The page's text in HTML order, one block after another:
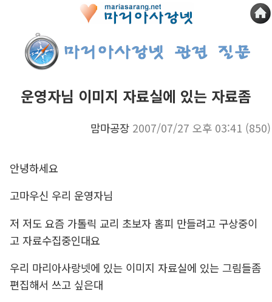
운영자님 이미지 자료실에 있는 자료좀
맘마공장 2007/07/27 오후 03:41 (850)
안녕하세요
고마우신 우리 운영자님
저 저도 요즘 가톨릭 교리 초보자 홈피 만들려고 구상중이
고 자료수집중인대요
우리 마리아사랑넷에 있는 이미지 자료실에 있는 그림들좀
편집해서 쓰고 싶은대